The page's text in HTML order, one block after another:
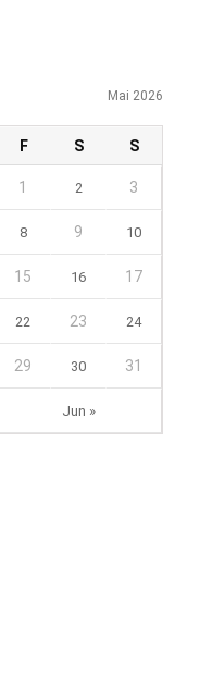
Mai 2026
F S S
Jun »
1 2 3
8 9 10
15 16 17
22 23 24
29 30 31